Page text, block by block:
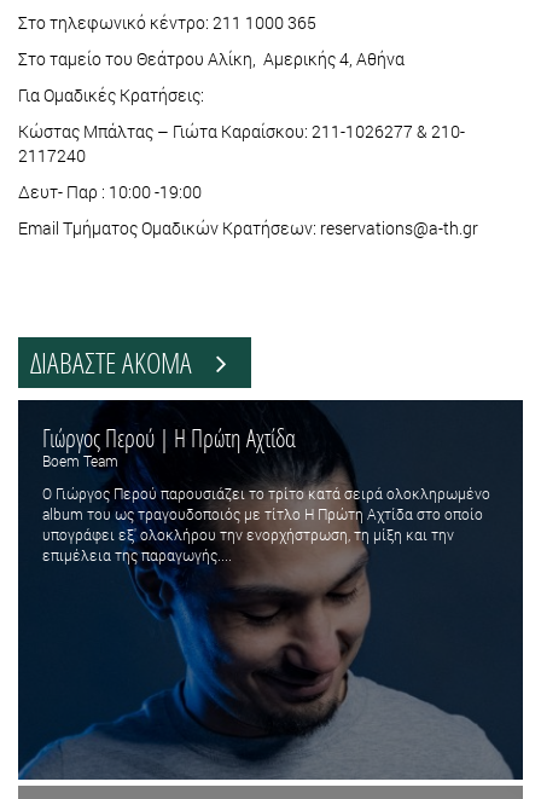
Στο τηλεφωνικό κέντρο: 211 1000 365
Στο ταμείο του Θεάτρου Αλίκη, Αμερικής 4, Aθήνα
Για Ομαδικές Κρατήσεις:
Κώστας Μπάλτας – Γιώτα Καραίσκου: 211-1026277 & 210-
2117240
Δευτ- Παρ : 10:00 -19:00
Εmail Τμήματος Ομαδικών Κρατήσεων: reservations@a-th.gr
ΔΙΑΒΑΣΤΕ ΑΚΟΜΑ
Γιώργος Περού | Η Πρώτη Αχτίδα
Boem Team
Ο Γιώργος Περού παρουσιάζει το τρίτο κατά σειρά ολοκληρωμένο
album του ως τραγουδοποιός με τίτλο Η Πρώτη Αχτίδα στο οποίο
υπογράφει εξ' ολοκλήρου την ενορχήστρωση, τη μίξη και την
επιμέλεια της παραγωγής....